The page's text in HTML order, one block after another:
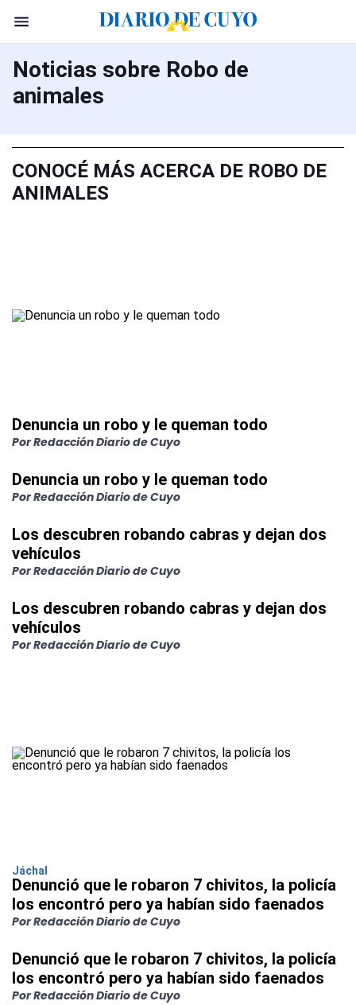
Noticias sobre Robo de
animales
CONOCÉ MÁS ACERCA DE ROBO DE
ANIMALES
Denuncia un robo y le queman todo
Por Redacción Diario de Cuyo
Denuncia un robo y le queman todo
Por Redacción Diario de Cuyo
Los descubren robando cabras y dejan dos
vehículos
Por Redacción Diario de Cuyo
Los descubren robando cabras y dejan dos
vehículos
Por Redacción Diario de Cuyo
Jáchal
Denunció que le robaron 7 chivitos, la policía
los encontró pero ya habían sido faenados
Por Redacción Diario de Cuyo
Denunció que le robaron 7 chivitos, la policía
los encontró pero ya habían sido faenados
Por Redacción Diario de Cuyo